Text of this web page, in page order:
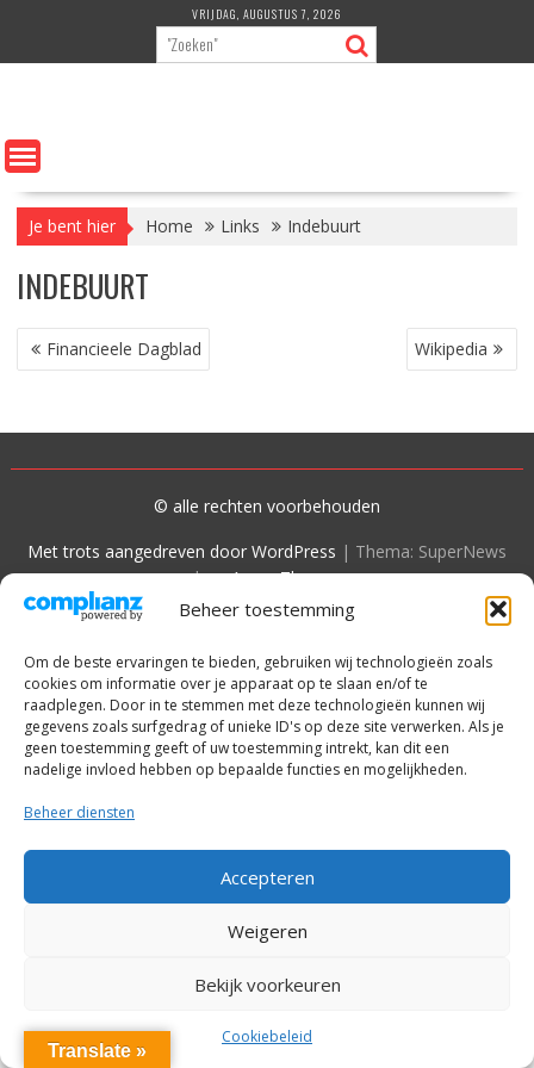
Beheer toestemming
Om de beste ervaringen te bieden, gebruiken wij technologieën zoals
cookies om informatie over je apparaat op te slaan en/of te
raadplegen. Door in te stemmen met deze technologieën kunnen wij
gegevens zoals surfgedrag of unieke ID's op deze site verwerken. Als je
geen toestemming geeft of uw toestemming intrekt, kan dit een
nadelige invloed hebben op bepaalde functies en mogelijkheden.
Beheer diensten
Accepteren
Weigeren
Bekijk voorkeuren
Cookiebeleid
de
VRIJDAG, AUGUSTUS 7, 2026
Je bent hier Home Links Indebuurt
INDEBUURT
BERICHT
NAVIGATIE
Financieele Dagblad Wikipedia
© alle rechten voorbehouden
Met trots aangedreven door WordPress | Thema: SuperNews
doorAcme Themes
Translate »